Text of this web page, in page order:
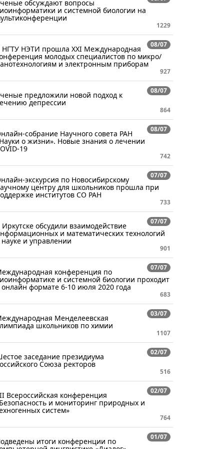
обсуждают вопросы
и системной биологии на
1229
08/07
НГТУ НЭТИ прошла XXI Международная
молодых специалистов по микро/
и электронным приборам
927
08/07
предложили новой подход к
депрессии
864
08/07
собрание Научного совета РАН
о жизни». Новые знания о лечении
19
742
07/07
экскурсия по Новосибирскому
центру для школьников прошла при
институтов СО РАН
733
07/07
Иркутске обсудили взаимодействие
и математических технологий
науке и управлении
901
07/07
конференция по
и системной биологии проходит
онлайн формате 6-10 июля 2020 года
683
03/07
Менделеевская
школьников по химии
1107
02/07
заседание президиума
Союза ректоров
516
02/07
Всероссийская конференция
и мониторинг природных и
систем»
764
01/07
итоги конференции по